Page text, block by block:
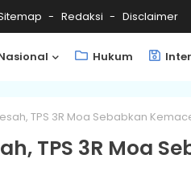
Redaksi Disclaimer
Hukum
TPS 3R Moa Sebabkan
TPS 3R Moa